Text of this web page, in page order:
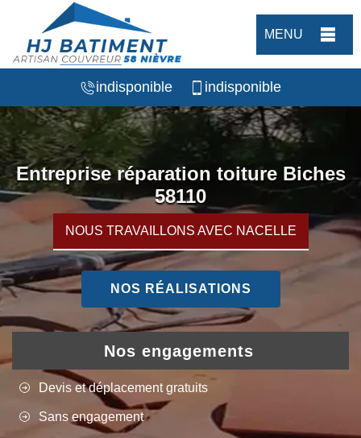
MENU
indisponible indisponible
Entreprise réparation toiture Biches
58110
NOUS TRAVAILLONS AVEC NACELLE
NOS RÉALISATIONS
Nos engagements
Devis et déplacement gratuits
Sans engagement